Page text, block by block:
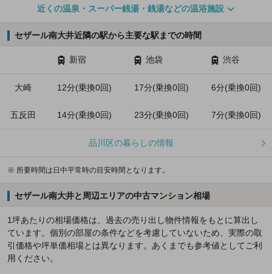
近くの温泉・スーパー銭湯・銭湯などの温浴施設
セザール南大井近隣の駅から主要な駅までの時間
新宿 池袋 渋谷
大崎 12分(乗換0回) 17分(乗換0回) 6分(乗換0回)
五反田 14分(乗換0回) 23分(乗換0回) 7分(乗換0回)
品川区の暮らしの情報
※ 所要時間は日中平常時の目安時間となります。
セザール南大井と周辺エリアの中古マンション相場
1坪あたりの相場価格は、過去の売り出し物件情報をもとに算出し
ています。個別の部屋の条件などを考慮していないため、実際の取
引価格や坪単価相場とは異なります。あくまでも参考値としてご利
用ください。